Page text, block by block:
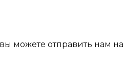
можете отправить нам